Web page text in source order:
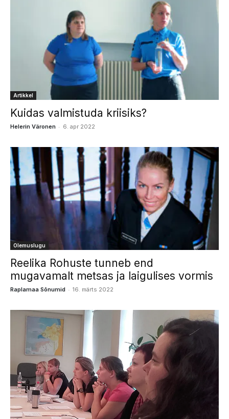
Artikkel
Kuidas valmistuda kriisiks?
Helerin Väronen - 6. apr 2022
Olemuslugu
Reelika Rohuste tunneb end
mugavamalt metsas ja laigulises vormis
Raplamaa Sõnumid - 16. märts 2022